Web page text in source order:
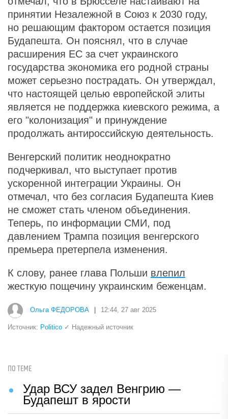
принятии Незалежной в Союз к 2030 году,
но решающим фактором остается позиция
Будапешта. Он пояснял, что в случае
расширения ЕС за счет украинского
государства экономика его родной страны
может серьезно пострадать. Он утверждал,
что настоящей целью европейской элиты
является не поддержка киевского режима, а
его "колонизация" и принуждение
продолжать антироссийскую деятельность.
Венгерский политик неоднократно
подчеркивал, что выступает против
ускоренной интеграции Украины. Он
отмечал, что без согласия Будапешта Киев
не сможет стать членом объединения.
Теперь, по информации СМИ, под
давлением Трампа позиция венгерского
премьера претерпела изменения.
К слову, ранее глава Польши влепил
жесткую пощечину украинским беженцам.
Ольга ФЕДОРОВА 12:44, 27 авг 2025
Источник: Politico ✓ Надежный источник
ПО ТЕМЕ
Удар ВСУ задел Венгрию —
Будапешт в ярости